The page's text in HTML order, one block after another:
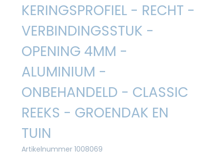
KERINGSPROFIEL - RECHT -
VERBINDINGSSTUK -
OPENING 4MM -
ALUMINIUM -
ONBEHANDELD - CLASSIC
REEKS - GROENDAK EN
TUIN
Artikelnummer 1008069